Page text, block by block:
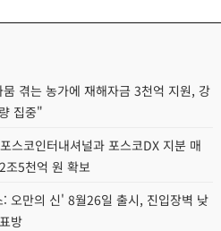
겪는 농가에 재해자금 3천억 지원, 강
집중"
스코인터내셔널과 포스코DX 지분 매
조5천억 원 확보
: 오만의 신' 8월26일 출시, 진입장벽 낮
방